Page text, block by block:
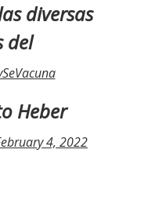
diversas
del
Heber
4, 2022